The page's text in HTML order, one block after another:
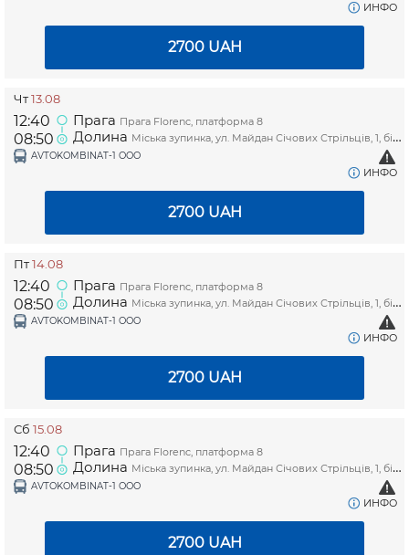
ИНФО
2700 UAH
Чт13.08
12:40
08:50
Прага Прага Florenc, платформа 8
Долина Міська зупинка, ул. Майдан Січових Стрільців, 1, біля магазину "Копійочка"
AVTOKOMBINAT-1 OOO
ИНФО
2700 UAH
Пт14.08
12:40
08:50
Прага Прага Florenc, платформа 8
Долина Міська зупинка, ул. Майдан Січових Стрільців, 1, біля магазину "Копійочка"
AVTOKOMBINAT-1 OOO
ИНФО
2700 UAH
Сб 15.08
12:40
08:50
Прага Прага Florenc, платформа 8
Долина Міська зупинка, ул. Майдан Січових Стрільців, 1, біля магазину "Копійочка"
AVTOKOMBINAT-1 OOO
ИНФО
2700 UAH